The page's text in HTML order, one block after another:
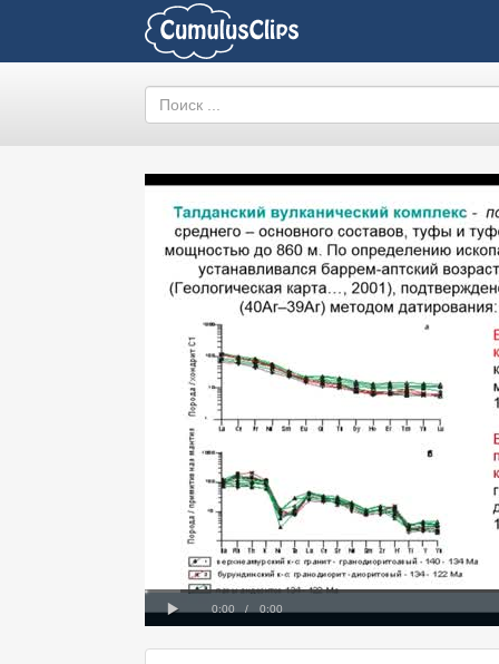
Current
0:00 / Duration
0:00
Loaded: 0%
Progress:
0%
00:00